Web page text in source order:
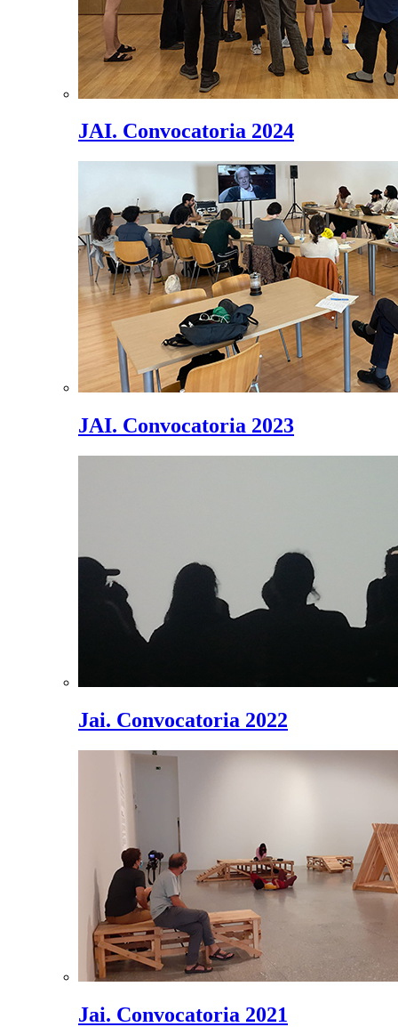
JAI. Convocatoria 2024
JAI. Convocatoria 2023
Jai. Convocatoria 2022
Jai. Convocatoria 2021